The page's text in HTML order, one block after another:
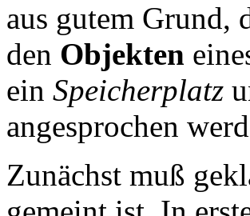
aus gutem Grund,
den Objekten
ein Speicherplatz
angesprochen
Zunächst muß